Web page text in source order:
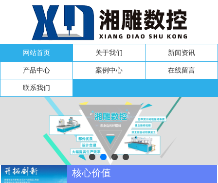
网站首页 关于我们 新闻资讯
产品中心 案例中心 在线留言
联系我们
核心价值